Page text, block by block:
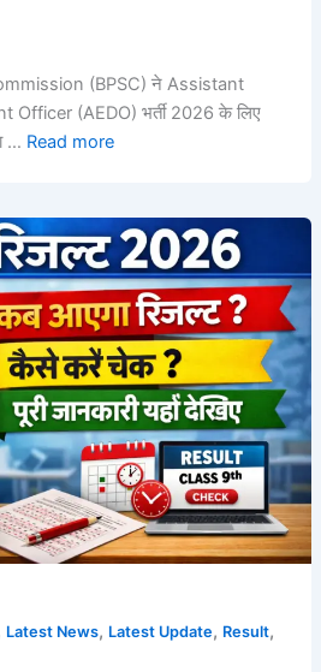
(BPSC) ने Assistant
Officer (AEDO) भर्ती 2026 के लिए
… Read more
Latest News, Latest Update, Result,